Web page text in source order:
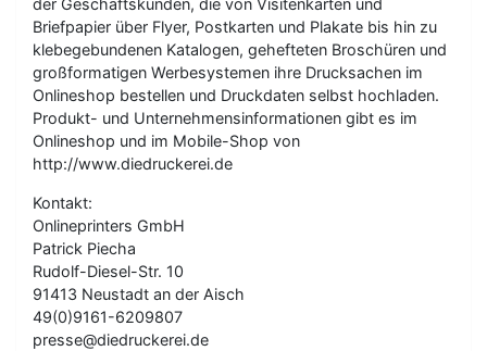
der Geschäftskunden, die von Visitenkarten und
Briefpapier über Flyer, Postkarten und Plakate bis hin zu
klebegebundenen Katalogen, gehefteten Broschüren und
großformatigen Werbesystemen ihre Drucksachen im
Onlineshop bestellen und Druckdaten selbst hochladen.
Produkt- und Unternehmensinformationen gibt es im
Onlineshop und im Mobile-Shop von
http://www.diedruckerei.de
Kontakt:
Onlineprinters GmbH
Patrick Piecha
Rudolf-Diesel-Str. 10
91413 Neustadt an der Aisch
49(0)9161-6209807
presse@diedruckerei.de